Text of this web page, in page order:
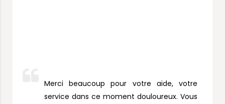
Merci beaucoup pour votre aide, votre
service dans ce moment douloureux. Vous